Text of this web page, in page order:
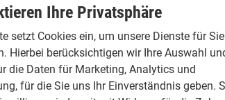
Garantie
Herstellergarantie
Ihre Privatsphäre
setzt Cookies ein, um unsere Dienste für Sie
Hierbei berücksichtigen wir Ihre Auswahl
die Daten für Marketing, Analytics und
für die Sie uns Ihr Einverständnis geben.